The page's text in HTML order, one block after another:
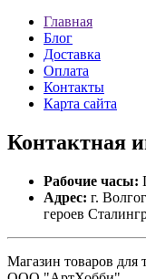
Главная
Блог
Доставка
Оплата
Контакты
Карта сайта
Контактная
Рабочие часы:
Адрес: г.
героев
Магазин товаров для